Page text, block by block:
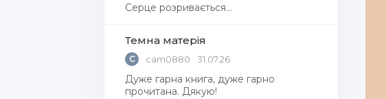
Серце розривається…
Темна матерія
C cam0880 31.07.26
Дуже гарна книга, дуже гарно
прочитана. Дякую!